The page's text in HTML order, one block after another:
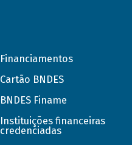
Financiamentos
Cartão BNDES
BNDES Finame
Instituições financeiras
credenciadas